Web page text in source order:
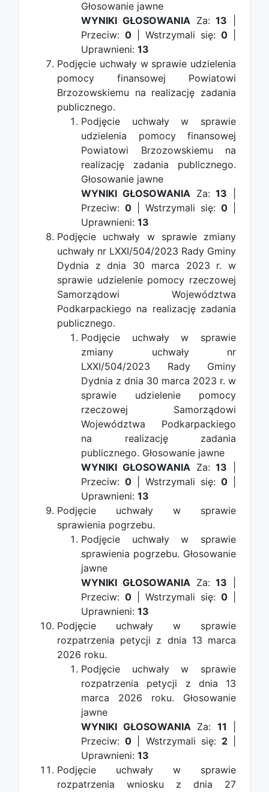
Głosowanie jawne
WYNIKI GŁOSOWANIAZa:13
Przeciw: 0 | Wstrzymali się: 0
Uprawnieni: 13
Podjęcie uchwały w sprawie udzielenia
pomocy finansowej Powiatowi
Brzozowskiemu na realizację zadania
publicznego.
Podjęcie uchwały w sprawie
udzielenia pomocy finansowej
Powiatowi Brzozowskiemu na
realizację zadania publicznego.
Głosowanie jawne
WYNIKI GŁOSOWANIAZa:13
Przeciw: 0 | Wstrzymali się: 0
Uprawnieni: 13
Podjęcie uchwały w sprawie zmiany
uchwały nr LXXI/504/2023 Rady Gminy
Dydnia z dnia 30 marca 2023 r. w
sprawie udzielenie pomocy rzeczowej
Samorządowi Województwa
Podkarpackiego na realizację zadania
publicznego.
Podjęcie uchwały w sprawie
zmiany uchwały nr
LXXI/504/2023 Rady Gminy
Dydnia z dnia 30 marca 2023 r. w
sprawie udzielenie pomocy
rzeczowej Samorządowi
Województwa Podkarpackiego
na realizację zadania
publicznego. Głosowanie jawne
WYNIKI GŁOSOWANIAZa:13
Przeciw: 0 | Wstrzymali się: 0
Uprawnieni: 13
Podjęcie uchwały w sprawie
sprawienia pogrzebu.
Podjęcie uchwały w sprawie
sprawienia pogrzebu. Głosowanie
jawne
WYNIKI GŁOSOWANIAZa:13
Przeciw: 0 | Wstrzymali się: 0
Uprawnieni: 13
Podjęcie uchwały w sprawie
rozpatrzenia petycji z dnia 13 marca
2026 roku.
Podjęcie uchwały w sprawie
rozpatrzenia petycji z dnia 13
marca 2026 roku. Głosowanie
jawne
WYNIKI GŁOSOWANIAZa: 11
Przeciw:0 | Wstrzymali się: 2|
Uprawnieni: 13
Podjęcie uchwały w sprawie
rozpatrzenia wniosku z dnia 27